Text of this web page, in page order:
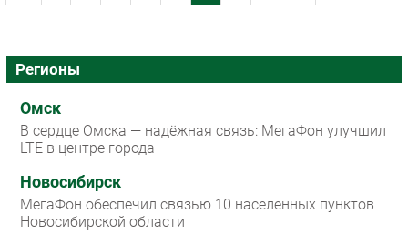
Регионы
Омск
В сердце Омска — надёжная связь: МегаФон улучшил
LTE в центре города
Новосибирск
МегаФон обеспечил связью 10 населенных пунктов
Новосибирской области